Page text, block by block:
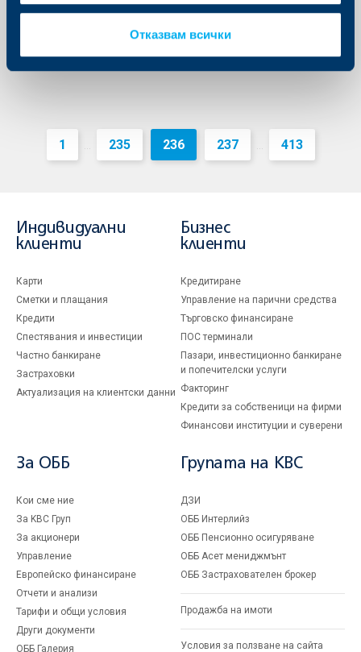
Отказвам всички
1 ... 235 236 237 ... 413
Индивидуални
клиенти
Карти
Сметки и плащания
Кредити
Спестявания и инвестиции
Частно банкиране
Застраховки
Актуализация на клиентски данни
Бизнес
клиенти
Кредитиране
Управление на парични средства
Търговско финансиране
ПОС терминали
Пазари, инвестиционно банкиране
и попечителски услуги
Факторинг
Кредити за собственици на фирми
Финансови институции и суверени
За ОББ
Кои сме ние
За KBC Груп
За акционери
Управление
Европейско финансиране
Отчети и анализи
Тарифи и общи условия
Други документи
ОББ Галерия
Групата на KBC
ДЗИ
ОББ Интерлийз
ОББ Пенсионно осигуряване
ОББ Асет мениджмънт
ОББ Застрахователен брокер
Продажба на имоти
Условия за ползване на сайта